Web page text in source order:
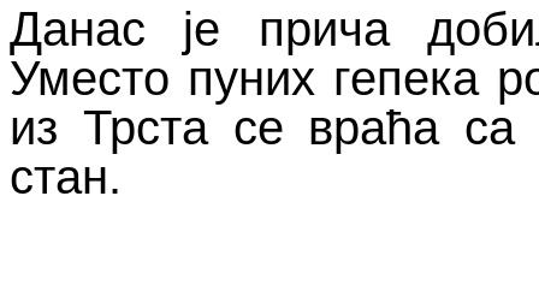
Данас је прича
Уместо пуних гепека
из Трста се враћа са
стан.